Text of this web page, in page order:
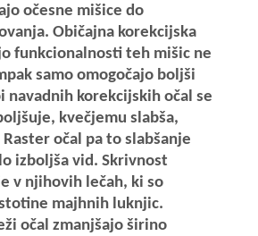
očesne mišice do
Običajna korekcijska
funkcionalnosti teh mišic ne
samo omogočajo boljši
navadnih korekcijskih očal se
kvečjemu slabša,
očal pa to slabšanje
izboljša vid. Skrivnost
v njihovih lečah, ki so
majhnih luknjic.
očal zmanjšajo širino